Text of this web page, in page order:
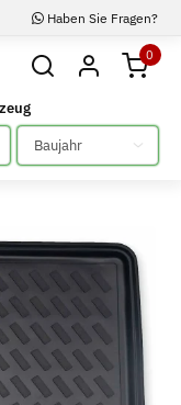
Haben Sie Fragen?
0
Bitte auswählen